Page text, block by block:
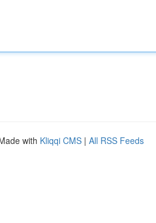
with Kliqqi CMS | All RSS Feeds